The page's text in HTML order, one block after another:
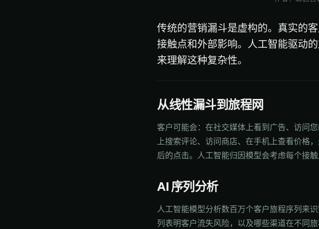
传统的营销漏斗是虚构的。真实的
接触点和外部影响。人工智能驱动
来理解这种复杂性。
从线性漏斗到旅程网
客户可能会：在社交媒体上看到广告、访问
上搜索评论、访问商店、在手机上查看价格
后的点击。人工智能归因模型会考虑每个接触
AI 序列分析
人工智能模型分析数百万个客户旅程序列来
列表明客户流失风险，以及哪些渠道在不同